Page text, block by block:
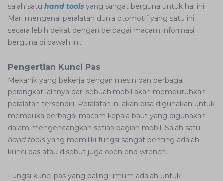
salah satu hand tools yang sangat berguna untuk hal ini.
Mari mengenal peralatan dunia otomotif yang satu ini
secara lebih dekat dengan berbagai macam informasi
berguna di bawah ini.
Pengertian Kunci Pas
Mekanik yang bekerja dengan mesin dan berbagai
perangkat lainnya dari sebuah mobil akan membutuhkan
peralatan tersendiri. Peralatan ini akan bisa digunakan untuk
membuka berbagai macam kepala baut yang digunakan
dalam mengencangkan setiap bagian mobil. Salah satu
hand tools yang memiliki fungsi sangat penting adalah
kunci pas atau disebut juga open end wrench.
Fungsi kunci pas yang paling umum adalah untuk